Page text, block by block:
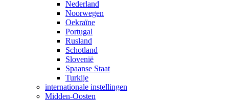
Nederland
Noorwegen
Oekraïne
Portugal
Rusland
Schotland
Slovenië
Spaanse Staat
Turkije
internationale instellingen
Midden-Oosten